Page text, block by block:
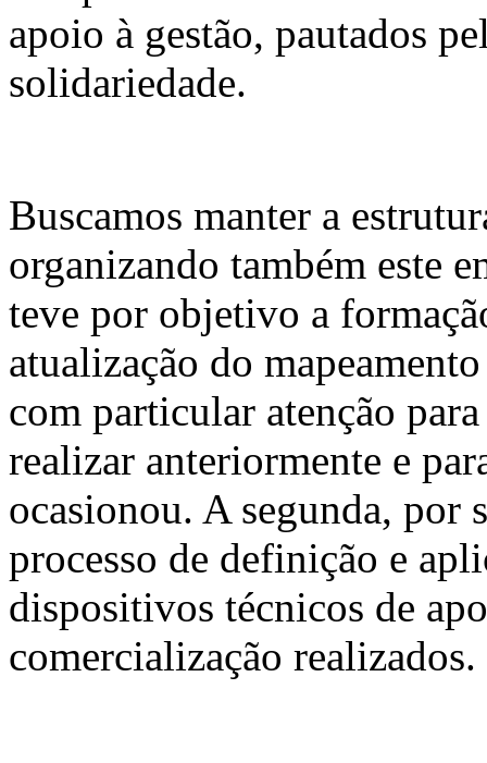
apoio à gestão, pautados
solidariedade.
Buscamos manter a
organizando também este
teve por objetivo a
atualização do
com particular atenção
realizar anteriormente e
ocasionou. A segunda, por
processo de definição e
dispositivos técnicos de
comercialização realizados.